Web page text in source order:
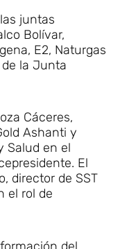
juntas
Bolívar,
E2, Naturgas
la Junta
Cáceres,
Ashanti y
Salud en el
El
director de SST
el rol de
del